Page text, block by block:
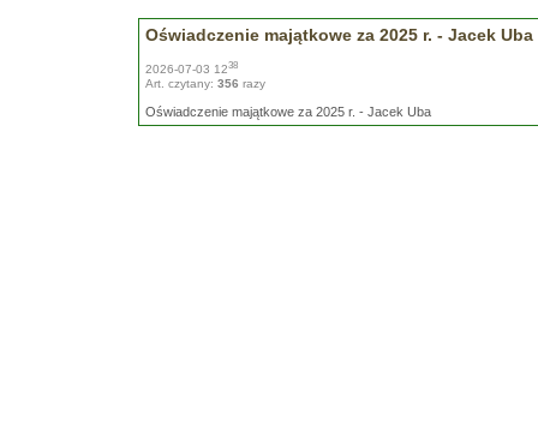
Oświadczenie majątkowe za 2025 r. - Jacek Uba
2026-07-03 1238
Art. czytany: 356 razy
Oświadczenie majątkowe za 2025 r. - Jacek Uba